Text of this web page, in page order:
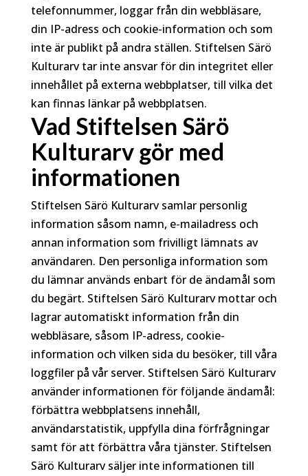
telefonnummer, loggar från din webbläsare,
din IP-adress och cookie-information och som
inte är publikt på andra ställen. Stiftelsen Särö
Kulturarv tar inte ansvar för din integritet eller
innehållet på externa webbplatser, till vilka det
kan finnas länkar på webbplatsen.
Vad Stiftelsen Särö
Kulturarv gör med
informationen
Stiftelsen Särö Kulturarv samlar personlig
information såsom namn, e-mailadress och
annan information som frivilligt lämnats av
användaren. Den personliga information som
du lämnar används enbart för de ändamål som
du begärt. Stiftelsen Särö Kulturarv mottar och
lagrar automatiskt information från din
webbläsare, såsom IP-adress, cookie-
information och vilken sida du besöker, till våra
loggfiler på vår server. Stiftelsen Särö Kulturarv
använder informationen för följande ändamål:
förbättra webbplatsens innehåll,
användarstatistik, uppfylla dina förfrågningar
samt för att förbättra våra tjänster. Stiftelsen
Särö Kulturarv säljer inte informationen till